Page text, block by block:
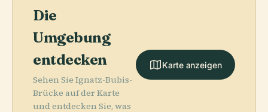
Die
Umgebung
entdecken
Sehen Sie Ignatz-Bubis-
Brücke auf der Karte
und entdecken Sie, was
Karte anzeigen